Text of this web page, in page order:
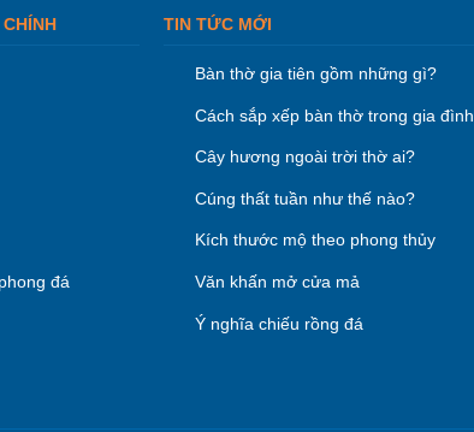
đá
TIN TỨC MỚI
Bàn thờ gia tiên gồm những gì?
Cách sắp xếp bàn thờ trong gia đình
Cây hương ngoài trời thờ ai?
Cúng thất tuần như thế nào?
Kích thước mộ theo phong thủy
Văn khấn mở cửa mả
Ý nghĩa chiếu rồng đá